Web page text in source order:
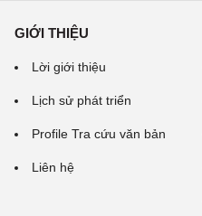
GIỚI THIỆU
Lời giới thiệu
Lịch sử phát triển
Profile Tra cứu văn bản
Liên hệ